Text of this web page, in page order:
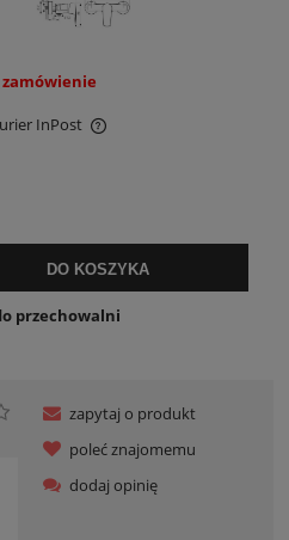
InPost
kosztów płatności
DO KOSZYKA
przechowalni
zapytaj o produkt
poleć znajomemu
dodaj opinię